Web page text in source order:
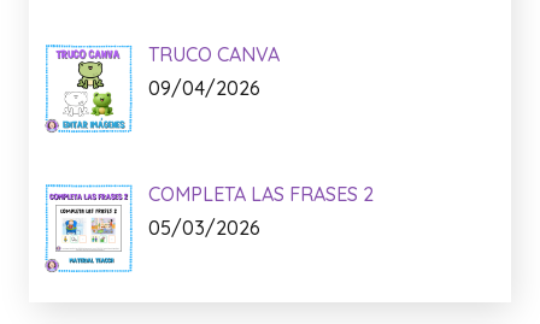
TRUCO CANVA
09/04/2026
COMPLETA LAS FRASES 2
05/03/2026